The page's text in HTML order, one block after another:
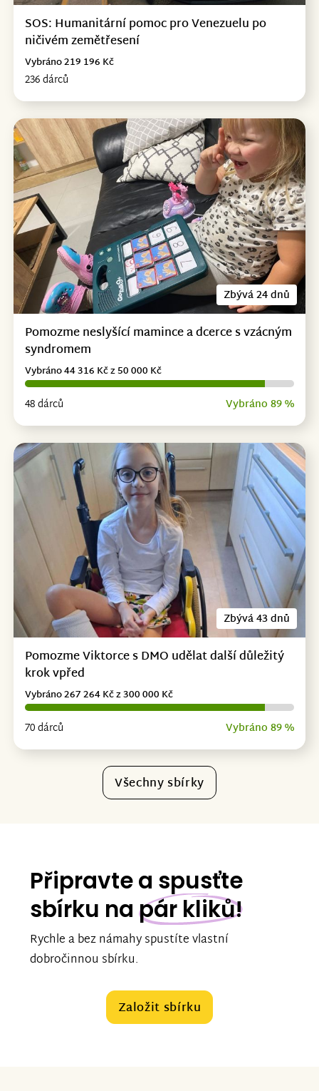
SOS: Humanitární pomoc pro Venezuelu po
ničivém zemětřesení
236 dárců
Vybráno 219 196 Kč
Zbývá 24 dnů
Pomozme neslyšící mamince a dcerce s vzácným
syndromem
48 dárců Vybráno 89 %
Vybráno 44 316 Kč z 50 000 Kč
Zbývá 43 dnů
Pomozme Viktorce s DMO udělat další důležitý
krok vpřed
70 dárců Vybráno 89 %
Vybráno 267 264 Kč z 300 000 Kč
Všechny sbírky
Připravte a spusťte
sbírku na pár kliků!
Rychle a bez námahy spustíte vlastní
dobročinnou sbírku.
Založit sbírku